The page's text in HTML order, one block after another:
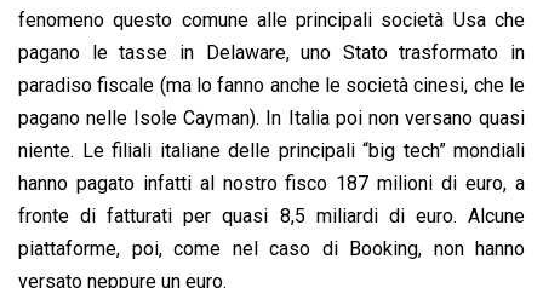
fenomeno questo comune alle principali società Usa che
pagano le tasse in Delaware, uno Stato trasformato in
paradiso fiscale (ma lo fanno anche le società cinesi, che le
pagano nelle Isole Cayman). In Italia poi non versano quasi
niente. Le filiali italiane delle principali “big tech” mondiali
hanno pagato infatti al nostro fisco 187 milioni di euro, a
fronte di fatturati per quasi 8,5 miliardi di euro. Alcune
piattaforme, poi, come nel caso di Booking, non hanno
versato neppure un euro.